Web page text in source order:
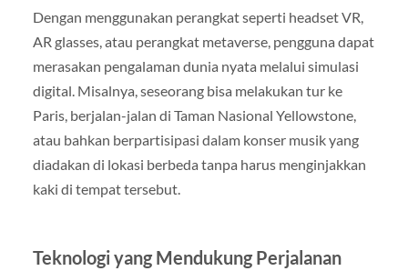
Dengan menggunakan perangkat seperti headset VR,
AR glasses, atau perangkat metaverse, pengguna dapat
merasakan pengalaman dunia nyata melalui simulasi
digital. Misalnya, seseorang bisa melakukan tur ke
Paris, berjalan-jalan di Taman Nasional Yellowstone,
atau bahkan berpartisipasi dalam konser musik yang
diadakan di lokasi berbeda tanpa harus menginjakkan
kaki di tempat tersebut.
Teknologi yang Mendukung Perjalanan